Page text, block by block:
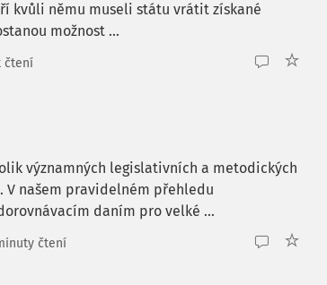
kvůli němu museli státu vrátit získané
možnost ...
čtení
významných legislativních a metodických
našem pravidelném přehledu
daním pro velké ...
čtení